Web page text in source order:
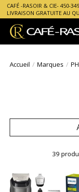
CAFÉ -RASOIR & CIE- 450-
LIVRAISON GRATUITE AU
Accueil / Marques /
39